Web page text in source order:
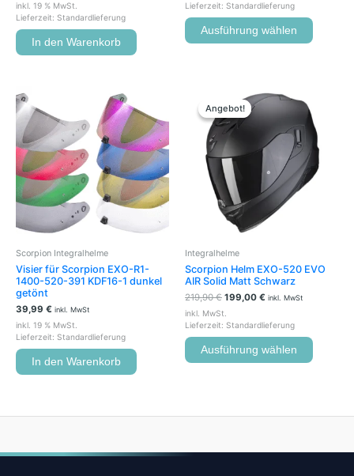
inkl. 19 % MwSt.
Lieferzeit: Standardlieferung
In den Warenkorb
Lieferzeit: Standardlieferung
Ausführung wählen
Scorpion Integralhelme
Visier für Scorpion EXO-R1-
1400-520-391 KDF16-1 dunkel
getönt
39,99 € inkl. MwSt
inkl. 19 % MwSt.
Lieferzeit: Standardlieferung
In den Warenkorb
Angebot!
Angebot!
Integralhelme
Scorpion Helm EXO-520 EVO
AIR Solid Matt Schwarz
219,90€
Ursprünglicher
Preis
war:
219,90 €
199,00 €
Aktueller
Preis
ist:
199,00 €.
inkl. MwSt
inkl. MwSt.
Lieferzeit: Standardlieferung
Ausführung wählen
weist
mehrere
auf.
gewählt